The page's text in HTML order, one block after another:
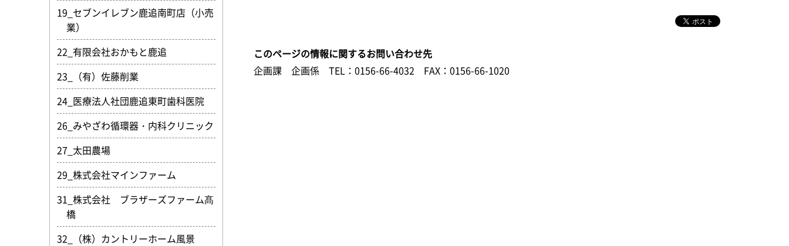
このページの情報に関するお問い合わせ先
企画課 企画係
TEL：0156-66-4032 FAX：0156-66-1020
19_セブンイレブン鹿追南町店（小売
業）
22_有限会社おかもと鹿追
23_（有）佐藤削業
24_医療法人社団鹿追東町歯科医院
26_みやざわ循環器・内科クリニック
27_太田農場
29_株式会社マインファーム
31_株式会社 ブラザーズファーム髙
橋
32_（株）カントリーホーム風景